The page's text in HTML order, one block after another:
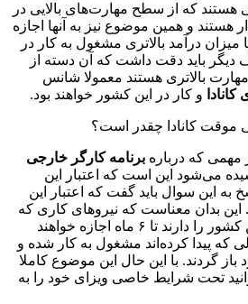
هستند که از سطح مهارت‌های بالایی در
و همین موضوع نیز به آنها اجازه
میزان درآمد بالاتری مشغول به کار در
دیگر باید دقت داشت که آن دسته از
بالاتری هستند معمولا شانس
کانادا و کار در این کشور خواهند بود.
موقت کانادا چقدر است؟
مهمی که درباره برنامه کارگر خارجی
می‌شود این است که اعتبار این
به این سوال باید گفت که اعتبار این
۶ ماه است. این بدان معناست که نیروهای کاری که
قصد مهاجرت کاری به این کشور را دارند تا ۶ ماه اجازه خواهند
پیدا کرده‌اند مشغول به کار شده و
گردند. با این حال این موضوع کاملا
تحت شرایط خاصی ویزای خود را به